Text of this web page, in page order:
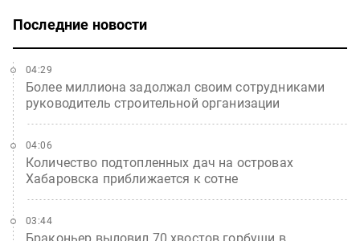
Последние новости
Более миллиона задолжал своим сотрудниками
руководитель строительной организации
04:29
Количество подтопленных дач на островах
Хабаровска приближается к сотне
04:06
03:44